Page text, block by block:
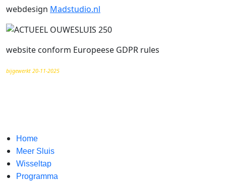
webdesign Madstudio.nl
website conform Europeese GDPR rules
bijgewerkt 20-11-2025
Home
Meer Sluis
Wisseltap
Programma